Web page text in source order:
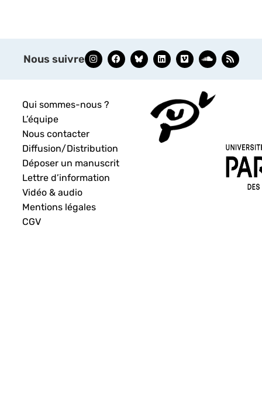
Nous suivre
Qui sommes-nous ?
L’équipe
Nous contacter
Diffusion/Distribution
Déposer un manuscrit
Lettre d’information
Vidéo & audio
Mentions légales
CGV